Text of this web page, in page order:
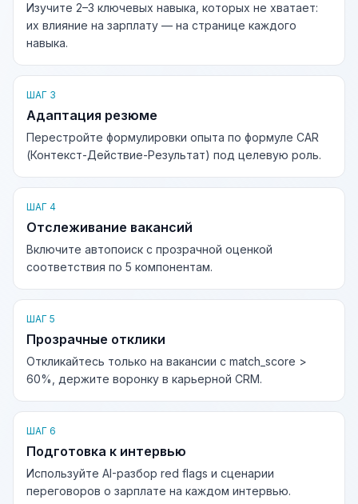
Изучите 2–3 ключевых навыка, которых не хватает:
их влияние на зарплату — на странице каждого
навыка.
ШАГ 3
Адаптация резюме
Перестройте формулировки опыта по формуле CAR
(Контекст-Действие-Результат) под целевую роль.
ШАГ 4
Отслеживание вакансий
Включите автопоиск с прозрачной оценкой
соответствия по 5 компонентам.
ШАГ 5
Прозрачные отклики
Откликайтесь только на вакансии с match_score >
60%, держите воронку в карьерной CRM.
ШАГ 6
Подготовка к интервью
Используйте AI-разбор red flags и сценарии
переговоров о зарплате на каждом интервью.